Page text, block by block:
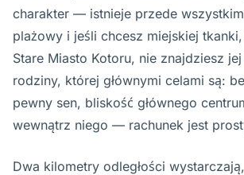
charakter — istnieje przede
plażowy i jeśli chcesz miejskiej
Stare Miasto Kotoru, nie znajdziesz
rodziny, której głównymi celami są:
pewny sen, bliskość głównego
wewnątrz niego — rachunek jest
Dwa kilometry odległości